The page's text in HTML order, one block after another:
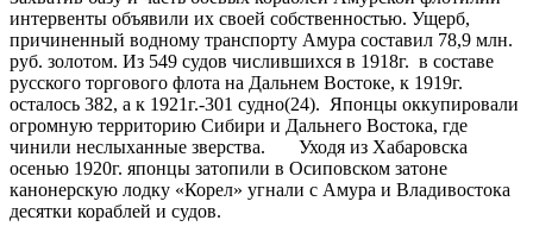
интервенты объявили их своей собственностью. Ущерб,
причиненный водному транспорту Амура составил 78,9 млн.
руб. золотом. Из 549 судов числившихся в 1918г. в составе
русского торгового флота на Дальнем Востоке, к 1919г.
осталось 382, а к 1921г.-301 судно(24). Японцы оккупировали
огромную территорию Сибири и Дальнего Востока, где
чинили неслыханные зверства. Уходя из Хабаровска
осенью 1920г. японцы затопили в Осиповском затоне
канонерскую лодку «Корел» угнали с Амура и Владивостока
десятки кораблей и судов.